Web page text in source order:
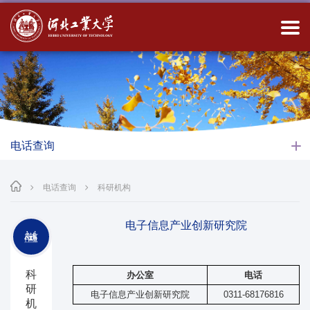
电话查询
电话查询 科研机构
科
研
机
电子信息产业创新研究院
办公室
电话
电子信息产业创新研究院
0311-68176816